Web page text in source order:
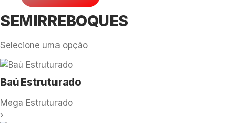
SEMIRREBOQUES
Selecione uma opção
Baú Estruturado
Mega Estruturado
›